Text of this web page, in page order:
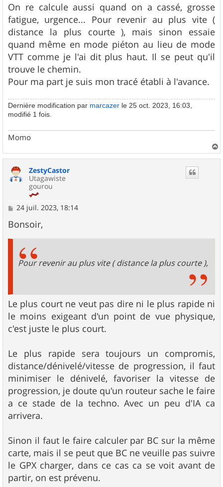
s
s
a
g
e
On re calcule aussi quand on a cassé, grosse
fatigue, urgence... Pour revenir au plus vite (
distance la plus courte ), mais sinon essaie
quand même en mode piéton au lieu de mode
VTT comme je l'ai dit plus haut. Il se peut qu'il
trouve le chemin.
Pour ma part je suis mon tracé établi à l'avance.
Dernière modification par marcazer le 25 oct. 2023, 16:03,
modifié 1 fois.
Momo
a
ZestyCastor
Utagawiste
gourou
M
s
s
a
24 juil. 2023, 18:14
Bonsoir,
Pour revenir au plus vite ( distance la plus courte ),
Le plus court ne veut pas dire ni le plus rapide ni
le moins exigeant d'un point de vue physique,
c'est juste le plus court.
Le plus rapide sera toujours un compromis,
distance/dénivelé/vitesse de progression, il faut
minimiser le dénivelé, favoriser la vitesse de
progression, je doute qu'un routeur sache le faire
a ce stade de la techno. Avec un peu d'IA ca
arrivera.
Sinon il faut le faire calculer par BC sur la même
carte, mais il se peut que BC ne veuille pas suivre
le GPX charger, dans ce cas ca se voit avant de
partir, on est prévenu.